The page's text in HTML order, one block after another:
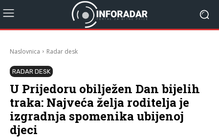
Naslovnica Radar desk
RADAR DESK
U Prijedoru obilježen Dan bijelih
traka: Najveća želja roditelja je
izgradnja spomenika ubijenoj
djeci